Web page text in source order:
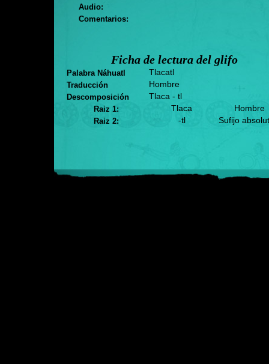
Audio:
Comentarios:
Ficha de lectura del glifo
Palabra Náhuatl Tlacatl
Traducción Hombre
Descomposición Tlaca - tl
Raiz 1: Tlaca Hombre
Raiz 2: -tl Sufijo